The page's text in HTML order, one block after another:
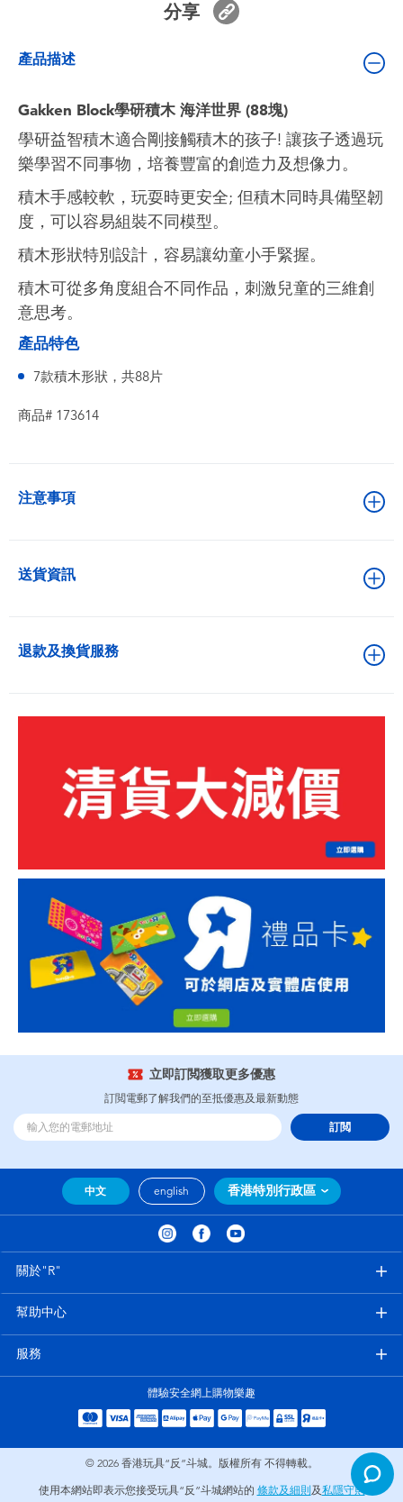
盲盒
人氣角色
生活精品
分享
產品描述
Gakken Block學研積木 海洋世界 (88塊)
學研益智積木適合剛接觸積木的孩子! 讓孩子透過玩
樂學習不同事物，培養豐富的創造力及想像力。
積木手感較軟，玩耍時更安全; 但積木同時具備堅韌
度，可以容易組裝不同模型。
積木形狀特別設計，容易讓幼童小手緊握。
積木可從多角度組合不同作品，刺激兒童的三維創
意思考。
產品特色
7款積木形狀，共88片
商品# 173614
注意事項
送貨資訊
退款及換貨服務
立即訂閲獲取更多優惠
訂閲電郵了解我們的至抵優惠及最新動態
訂閲
中文 english 香港特別行政區
關於"R"
幫助中心
服務
體驗安全網上購物樂趣
© 2026 香港玩具“反”斗城。版權所有 不得轉載。
使用本網站即表示您接受玩具“反”斗城網站的 條款及細則及私隱守則